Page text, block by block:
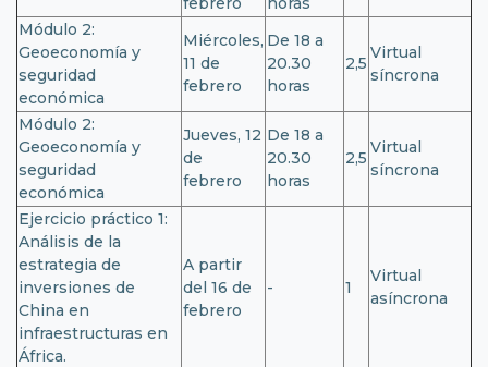
Módulo 2:
Geoeconomía y
seguridad
económica
Miércoles,
11 de
febrero
De 18 a
20.30
horas
2,5
Virtual
síncrona
Módulo 2:
Geoeconomía y
seguridad
económica
Jueves, 12
de
febrero
De 18 a
20.30
horas
2,5
Virtual
síncrona
Ejercicio práctico 1:
Análisis de la
estrategia de
inversiones de
China en
infraestructuras en
África.
A partir
del 16 de
febrero
- 1
Virtual
asíncrona